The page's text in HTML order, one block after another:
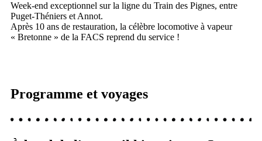
Week-end exceptionnel sur la ligne du Train des Pignes, entre
Puget-Théniers et Annot.
Après 10 ans de restauration, la célèbre locomotive à vapeur
« Bretonne » de la FACS reprend du service !
Programme et voyages